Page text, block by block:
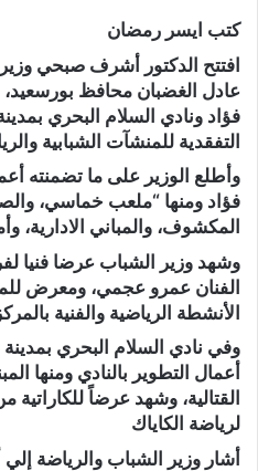
كتب ايسر رمضان
افتتح الدكتور أشرف صبحي وزير
عادل الغضبان محافظ
فؤاد ونادي السلام البحري
التفقدية للمنشآت الشبابية
وأطلع الوزير على ما تضمنته
فؤاد ومنها “ملعب خماسي،
المكشوف، والمباني الادارية،
وشهد وزير الشباب عرضا فنيا
الفنان عمرو عجمي، ومعرض
الأنشطة الرياضية والفنية
وفي نادي السلام البحري بمدينة
أعمال التطوير بالنادي ومنها
القتالية، وشهد عرضاً للكاراتية
لرياضة الكاياك
أشار وزير الشباب والرياضة